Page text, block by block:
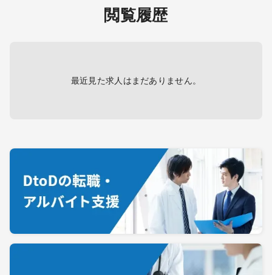
閲覧履歴
最近見た求人はまだありません。